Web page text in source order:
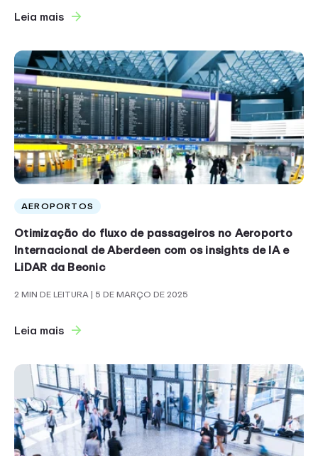
Leia mais
AEROPORTOS
Otimização do fluxo de passageiros no Aeroporto
Internacional de Aberdeen com os insights de IA e
LiDAR da Beonic
2 MIN DE LEITURA| 5 DE MARÇO DE 2025
Leia mais